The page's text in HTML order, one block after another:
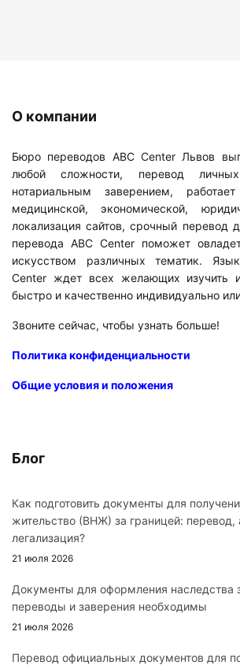
О компании
Бюро переводов ABC Center Львов
любой сложности, перевод
нотариальным заверением,
медицинской, экономической,
локализация сайтов, срочный перевод
перевода ABC Center поможет
искусством различных тематик.
Center ждет всех желающих изучить
быстро и качественно индивидуально
Звоните сейчас, чтобы узнать больше!
Политика конфиденциальности
Общие условия и положения
Блог
Как подготовить документы для
жительство (ВНЖ) за границей: перевод,
легализация?
21 июля 2026
Документы для оформления наследства
переводы и заверения необходимы
21 июля 2026
Перевод официальных документов для